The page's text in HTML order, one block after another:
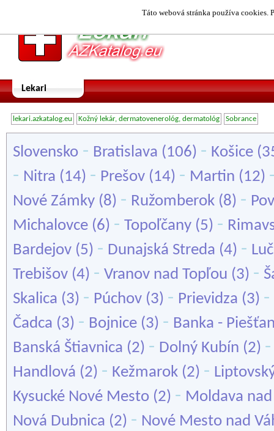
Táto webová stránka používa cookies.
Lekari
lekari.azkatalog.eu Kožný lekár, dermatovenerológ, dermatológ Sobrance
Slovensko - Bratislava (106) - Košice
- Nitra (14) - Prešov (14) - Martin (12)
Nové Zámky (8) - Ružomberok (8) -
Michalovce (6) - Topoľčany (5) -
Bardejov (5) - Dunajská Streda (4) -
Trebišov (4) - Vranov nad Topľou (3) -
Skalica (3) - Púchov (3) - Prievidza (3) -
Čadca (3) - Bojnice (3) - Banka -
Banská Štiavnica (2) - Dolný Kubín (2)
Handlová (2) - Kežmarok (2) -
Kysucké Nové Mesto (2) - Moldava
Nová Dubnica (2) - Nové Mesto nad